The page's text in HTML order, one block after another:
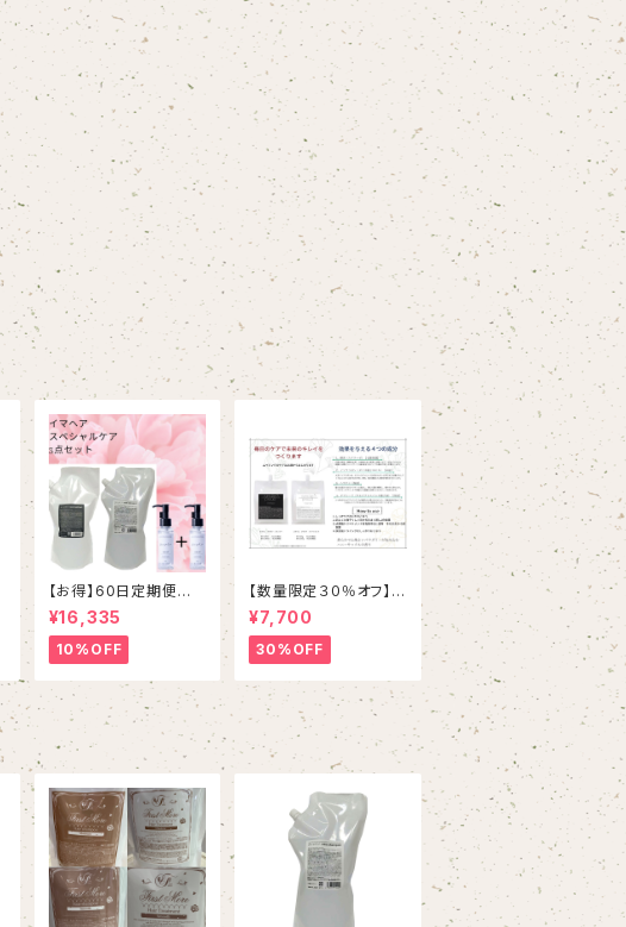
【お得】60日定期便
【￥3850お得】【ケアオ
イル１本プレゼント】イ
マヘアヘアケア３点セッ
ト
¥16,335
10%OFF
【数量限定３０％オフ】
【６０日便】【酵素ケア】
スマイルプラウドシャン
プー＆トリートメント定
期便
¥7,700
30%OFF